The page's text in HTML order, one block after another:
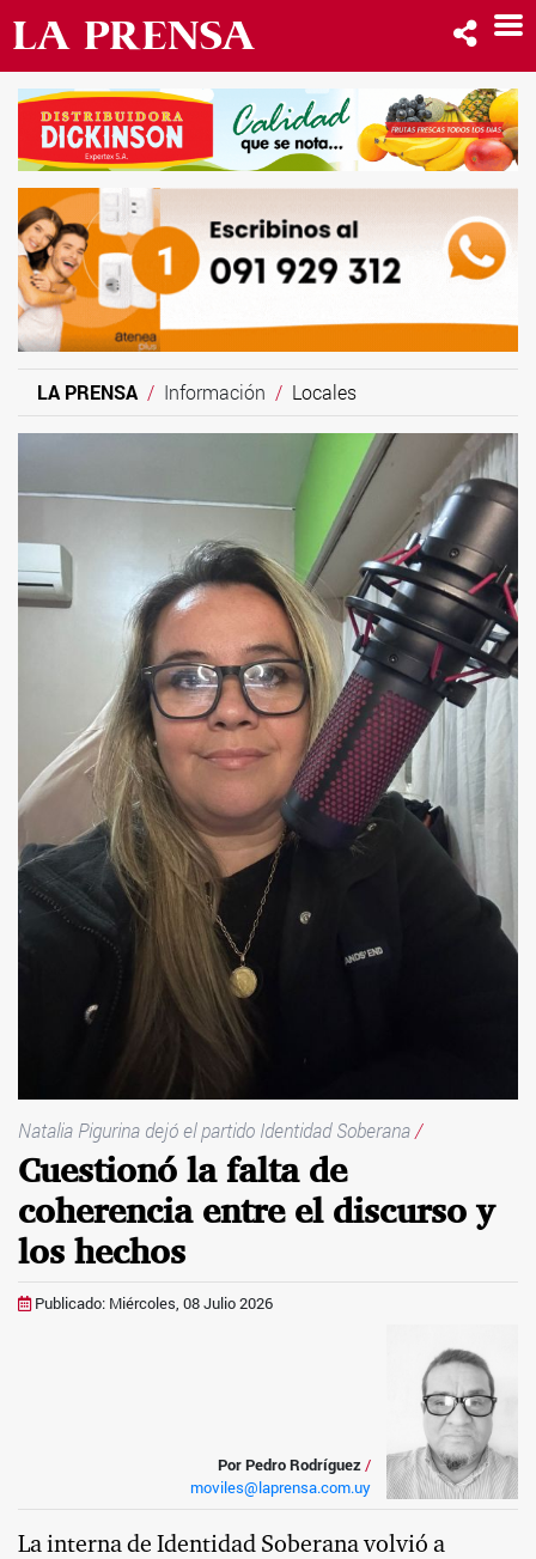
LA PRENSA Información Locales
Natalia Pigurina dejó el partido Identidad Soberana/
Cuestionó la falta de
coherencia entre el discurso y
los hechos
Publicado: Miércoles, 08 Julio 2026
Por Pedro Rodríguez/
moviles@laprensa.com.uy
La interna de Identidad Soberana volvió a